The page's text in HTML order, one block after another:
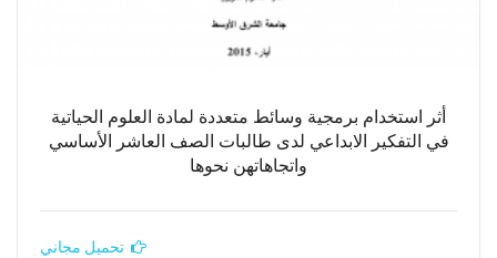
أثر استخدام برمجية وسائط متعددة لمادة العلوم الحياتية
في التفكير الابداعي لدى طالبات الصف العاشر الأساسي
واتجاهاتهن نحوها
تحميل مجاني